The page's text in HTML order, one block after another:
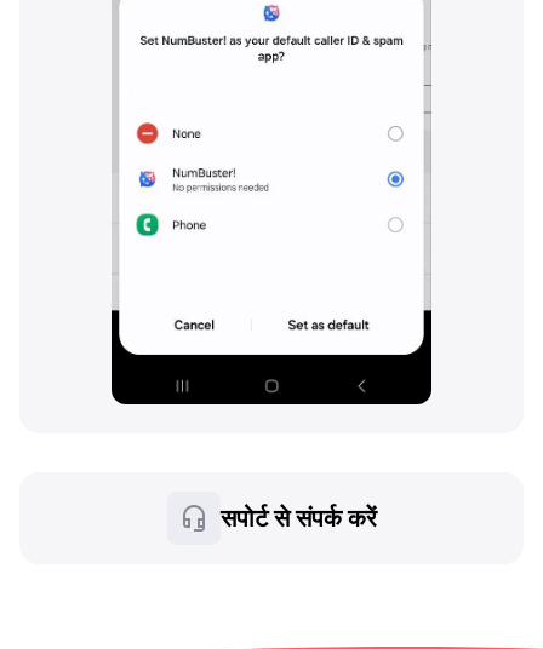
सपोर्ट से संपर्क करें